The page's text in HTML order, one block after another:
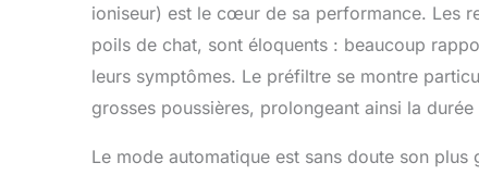
ioniseur) est le cœur de sa performance. Les
poils de chat, sont éloquents : beaucoup
leurs symptômes. Le préfiltre se montre
grosses poussières, prolongeant ainsi la
Le mode automatique est sans doute son